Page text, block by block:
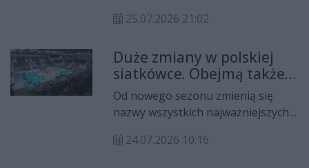
na cztery grupy po 16 zespołów.
najlepsze ekipy.
25.07.2026 21:02
Duże zmiany w polskiej
siatkówce. Obejmą także
kluby z Radomia
Od nowego sezonu zmienią się
nazwy wszystkich najważniejszych
to również dwa kluby z Radomia.
24.07.2026 10:16